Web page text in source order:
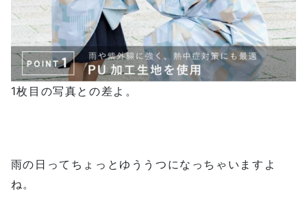
1枚目の写真との差よ。
雨の日ってちょっとゆううつになっちゃいますよ
ね。